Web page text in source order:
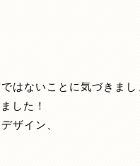
はないことに気づきま
した！
ザイン、